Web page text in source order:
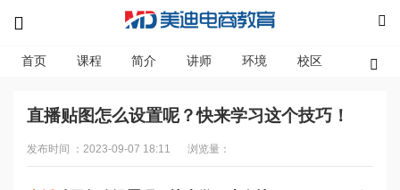
首页 课程 简介 讲师 环境 校区 资讯
直播贴图怎么设置呢？快来学习这个技巧！
发布时间 ：2023-09-07 18:11 浏览量：